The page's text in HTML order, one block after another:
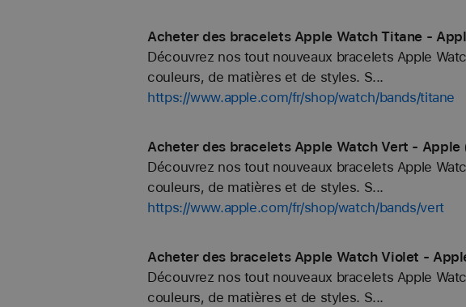
Acheter des bracelets Apple Watch Titane -
Découvrez nos tout nouveaux bracelets Apple
couleurs, de matières et de styles. S...
https://www.apple.com/fr/shop/watch/bands/titane
Acheter des bracelets Apple Watch Vert - Apple
Découvrez nos tout nouveaux bracelets Apple
couleurs, de matières et de styles. S...
https://www.apple.com/fr/shop/watch/bands/vert
Acheter des bracelets Apple Watch Violet -
Découvrez nos tout nouveaux bracelets Apple
couleurs, de matières et de styles. S...